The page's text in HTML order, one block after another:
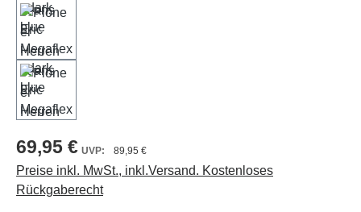
69,95 € 89,95 €
Preise inkl. MwSt., inkl.Versand. Kostenloses
Rückgaberecht